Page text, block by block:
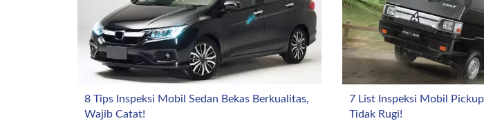
8 Tips Inspeksi Mobil Sedan Bekas Berkualitas,
Wajib Catat!
7 List Inspeksi Mobil
Tidak Rugi!